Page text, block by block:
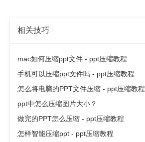
相关技巧
mac如何压缩ppt文件 - ppt压缩教程
手机可以压缩ppt文件吗 - ppt压缩教程
怎么将电脑的PPT文件压缩 - ppt压缩教程
ppt中怎么压缩图片大小？
做完的PPT怎么压缩 - ppt压缩教程
怎样智能压缩ppt - ppt压缩教程